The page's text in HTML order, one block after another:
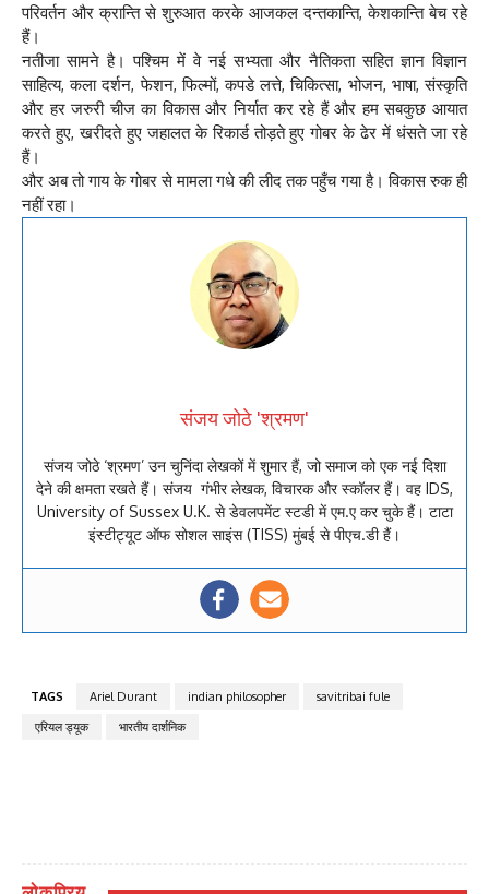
परिवर्तन और क्रान्ति से शुरुआत करके आजकल दन्तकान्ति, केशकान्ति बेच रहे
हैं।
नतीजा सामने है। पश्चिम में वे नई सभ्यता और नैतिकता सहित ज्ञान विज्ञान
साहित्य, कला दर्शन, फेशन, फिल्मों, कपडे लत्ते, चिकित्सा, भोजन, भाषा, संस्कृति
और हर जरुरी चीज का विकास और निर्यात कर रहे हैं और हम सबकुछ आयात
करते हुए, खरीदते हुए जहालत के रिकार्ड तोड़ते हुए गोबर के ढेर में धंसते जा रहे
हैं।
और अब तो गाय के गोबर से मामला गधे की लीद तक पहुँच गया है। विकास रुक ही
नहीं रहा।
संजय जोठे 'श्रमण'
संजय जोठे ‘श्रमण’ उन चुनिंदा लेखकों में शुमार हैं, जो समाज को एक नई दिशा
देने की क्षमता रखते हैं। संजय गंभीर लेखक, विचारक और स्कॉलर हैं। वह IDS,
University of Sussex U.K. से डेवलपमेंट स्टडी में एम.ए कर चुके हैं। टाटा
इंस्टीट्यूट ऑफ सोशल साइंस (TISS) मुंबई से पीएच.डी हैं।
TAGS Ariel Durant indian philosopher
savitribai fule
एरियल ड्यूक
भारतीय दार्शनिक